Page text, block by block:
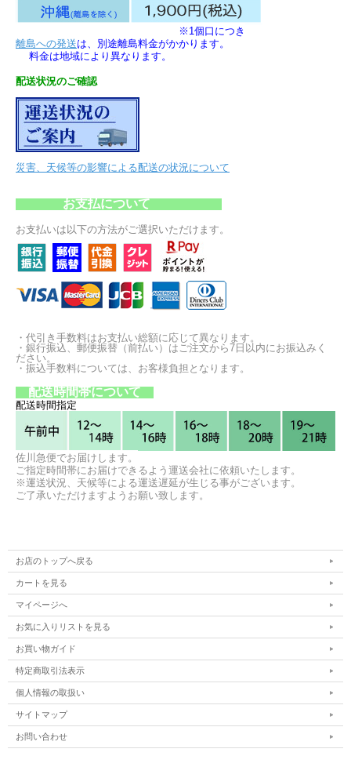
※1個口につき
離島への発送は、別途離島料金がかかります。
料金は地域により異なります。
配送状況のご確認
災害、天候等の影響による配送の状況について
お支払について
お支払いは以下の方法がご選択いただけます。
・代引き手数料はお支払い総額に応じて異なります。
・銀行振込、郵便振替（前払い）はご注文から7日以内にお振込みく
ださい。
・振込手数料については、お客様負担となります。
配送時間帯について
配送時間指定
佐川急便でお届けします。
ご指定時間帯にお届けできるよう運送会社に依頼いたします。
※運送状況、天候等による運送遅延が生じる事がございます。
ご了承いただけますようお願い致します。
お店のトップへ戻る
カートを見る
マイページへ
お気に入りリストを見る
お買い物ガイド
特定商取引法表示
個人情報の取扱い
サイトマップ
お問い合わせ